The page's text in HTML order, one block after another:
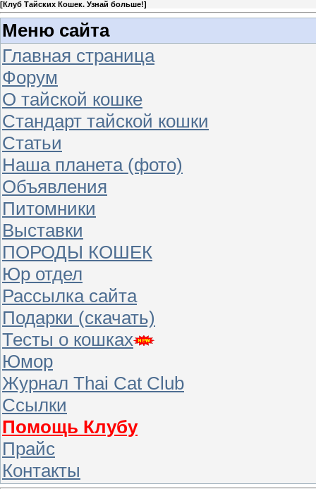
[Клуб Тайских Кошек. Узнай больше!]
Меню сайта
Главная страница
Форум
О тайской кошке
Стандарт тайской кошки
Статьи
Наша планета (фото)
Объявления
Питомники
Выставки
ПОРОДЫ КОШЕК
Юр отдел
Рассылка сайта
Подарки (скачать)
Тесты о кошках
Юмор
Журнал Thai Cat Club
Ссылки
Помощь Клубу
Прайс
Контакты